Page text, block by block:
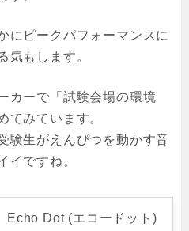
にピークパフォーマンスに
気もします。
カーで「試験会場の環境
てみています。
験生がえんぴつを動かす音
イですね。
Echo Dot (エコードット)